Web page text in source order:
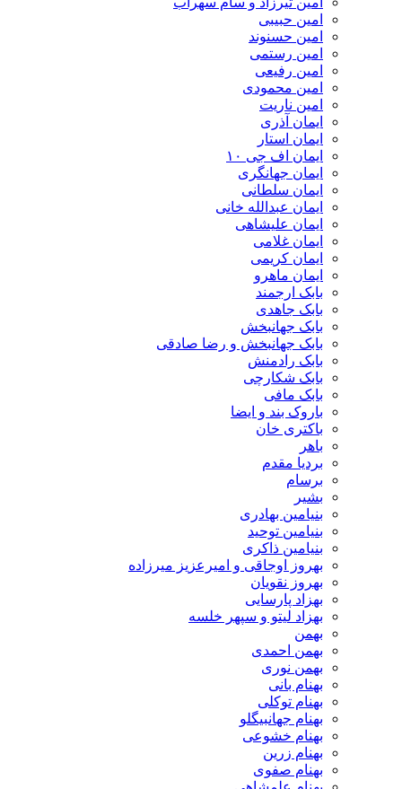
امین حبیبی
امین حسنوند
امین رستمی
امین رفیعی
امین محمودی
امین ناریت
ایمان آذری
ایمان استار
ایمان اف جی ۱۰
ایمان جهانگری
ایمان سلطانی
ایمان عبدالله خانی
ایمان علیشاهی
ایمان غلامی
ایمان کریمی
ایمان ماهرو
بابک ارجمند
بابک جاهدی
بابک جهانبخش
بابک جهانبخش و رضا صادقی
بابک رادمنش
بابک شکارچی
بابک مافی
باروک بند و ایضا
باکتری خان
بردیا مقدم
بنیامین بهادری
بنیامین توحید
بنیامین ذاکری
بهروز اوجاقی و امیرعزیز میرزاده
بهروز نقویان
بهزاد پارسایی
بهزاد لیتو و سپهر خلسه
بهمن احمدی
بهمن نوری
بهنام بانی
بهنام توکلی
بهنام جهانبیگلو
بهنام خشوعی
بهنام زرین
بهنام صفوی